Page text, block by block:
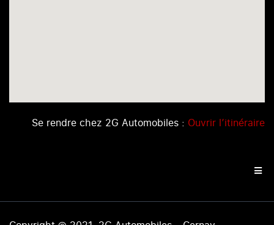
Se rendre chez 2G Automobiles : Ouvrir l’itinéraire